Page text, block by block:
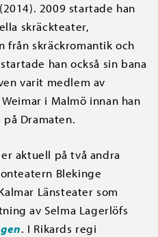
2009 startade han
skräckteater,
från skräckromantik och
han också sin bana
varit medlem av
i Malmö innan han
Dramaten.
aktuell på två andra
Blekinge
Länsteater som
av Selma Lagerlöfs
. I Rikards regi